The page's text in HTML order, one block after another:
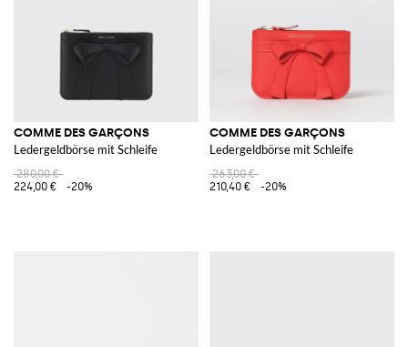
COMME DES GARÇONS
Ledergeldbörse mit Schleife
280,00 €
224,00 €
-20%
COMME DES GARÇONS
Ledergeldbörse mit Schleife
263,00 €
210,40 €
-20%